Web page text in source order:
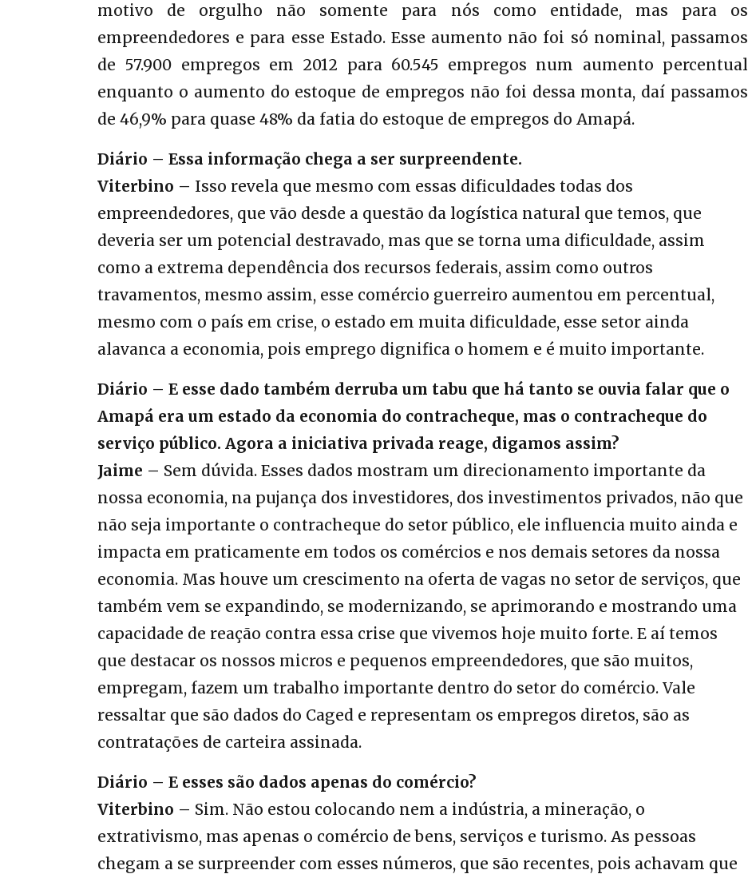
motivo de orgulho não somente para nós como entidade, mas para os
empreendedores e para esse Estado. Esse aumento não foi só nominal, passamos
de 57.900 empregos em 2012 para 60.545 empregos num aumento percentual
enquanto o aumento do estoque de empregos não foi dessa monta, daí passamos
de 46,9% para quase 48% da fatia do estoque de empregos do Amapá.
Diário – Essa informação chega a ser surpreendente.
Viterbino – Isso revela que mesmo com essas dificuldades todas dos
empreendedores, que vão desde a questão da logística natural que temos, que
deveria ser um potencial destravado, mas que se torna uma dificuldade, assim
como a extrema dependência dos recursos federais, assim como outros
travamentos, mesmo assim, esse comércio guerreiro aumentou em percentual,
mesmo com o país em crise, o estado em muita dificuldade, esse setor ainda
alavanca a economia, pois emprego dignifica o homem e é muito importante.
Diário – E esse dado também derruba um tabu que há tanto se ouvia falar que o
Amapá era um estado da economia do contracheque, mas o contracheque do
serviço público. Agora a iniciativa privada reage, digamos assim?
Jaime – Sem dúvida. Esses dados mostram um direcionamento importante da
nossa economia, na pujança dos investidores, dos investimentos privados, não que
não seja importante o contracheque do setor público, ele influencia muito ainda e
impacta em praticamente em todos os comércios e nos demais setores da nossa
economia. Mas houve um crescimento na oferta de vagas no setor de serviços, que
também vem se expandindo, se modernizando, se aprimorando e mostrando uma
capacidade de reação contra essa crise que vivemos hoje muito forte. E aí temos
que destacar os nossos micros e pequenos empreendedores, que são muitos,
empregam, fazem um trabalho importante dentro do setor do comércio. Vale
ressaltar que são dados do Caged e representam os empregos diretos, são as
contratações de carteira assinada.
Diário – E esses são dados apenas do comércio?
Viterbino – Sim. Não estou colocando nem a indústria, a mineração, o
extrativismo, mas apenas o comércio de bens, serviços e turismo. As pessoas
chegam a se surpreender com esses números, que são recentes, pois achavam que